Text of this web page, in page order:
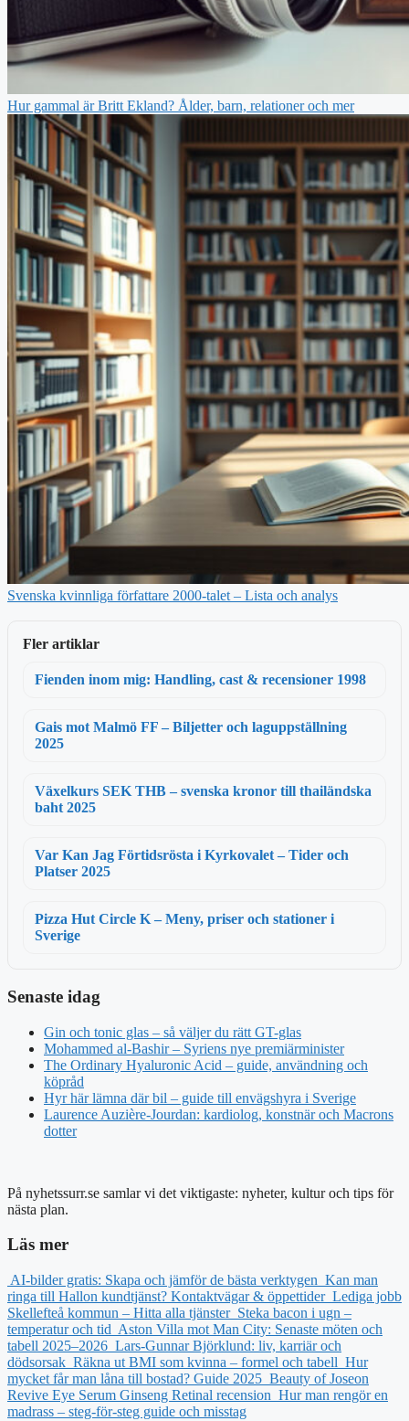
Hur gammal är Britt Ekland? Ålder, barn, relationer och mer
Svenska kvinnliga författare 2000-talet – Lista och analys
Fler artiklar
Fienden inom mig: Handling, cast & recensioner 1998
Gais mot Malmö FF – Biljetter och laguppställning
2025
Växelkurs SEK THB – svenska kronor till thailändska
baht 2025
Var Kan Jag Förtidsrösta i Kyrkovalet – Tider och
Platser 2025
Pizza Hut Circle K – Meny, priser och stationer i
Sverige
Senaste idag
Gin och tonic glas – så väljer du rätt GT-glas
Mohammed al-Bashir – Syriens nye premiärminister
The Ordinary Hyaluronic Acid – guide, användning och
köpråd
Hyr här lämna där bil – guide till envägshyra i Sverige
Laurence Auzière-Jourdan: kardiolog, konstnär och Macrons
dotter
På nyhetssurr.se samlar vi det viktigaste: nyheter, kultur och tips för
nästa plan.
Läs mer
AI-bilder gratis: Skapa och jämför de bästa verktygen Kan man
ringa till Hallon kundtjänst? Kontaktvägar & öppettider Lediga jobb
Skellefteå kommun – Hitta alla tjänster Steka bacon i ugn –
temperatur och tid Aston Villa mot Man City: Senaste möten och
tabell 2025–2026 Lars-Gunnar Björklund: liv, karriär och
dödsorsak Räkna ut BMI som kvinna – formel och tabell Hur
mycket får man låna till bostad? Guide 2025 Beauty of Joseon
Revive Eye Serum Ginseng Retinal recension Hur man rengör en
madrass – steg-för-steg guide och misstag